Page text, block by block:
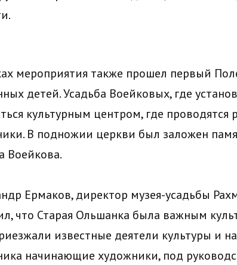
мероприятия также прошел первый
детей. Усадьба Воейковых, где
культурным центром, где
В подножии церкви был заложен
Воейкова.
Ермаков, директор музея-усадьбы
что Старая Ольшанка была важным
известные деятели культуры и
начинающие художники, под